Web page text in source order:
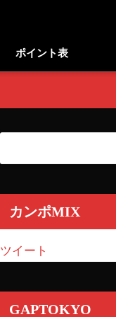
ポイント表
カンポMIX
ツイート
GAPTOKYO